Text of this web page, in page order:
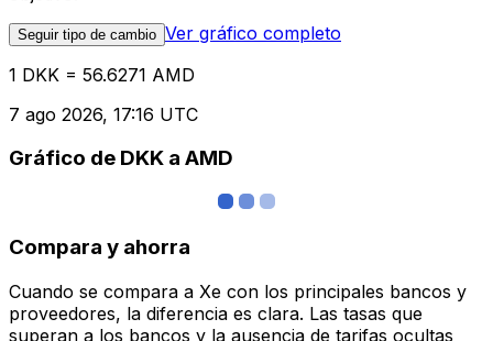
Seguir tipo de cambio Ver gráfico completo
1 DKK = 56.6271 AMD
7 ago 2026, 17:16 UTC
Gráfico de DKK a AMD
Compara y ahorra
Cuando se compara a Xe con los principales bancos y
proveedores, la diferencia es clara. Las tasas que
superan a los bancos y la ausencia de tarifas ocultas